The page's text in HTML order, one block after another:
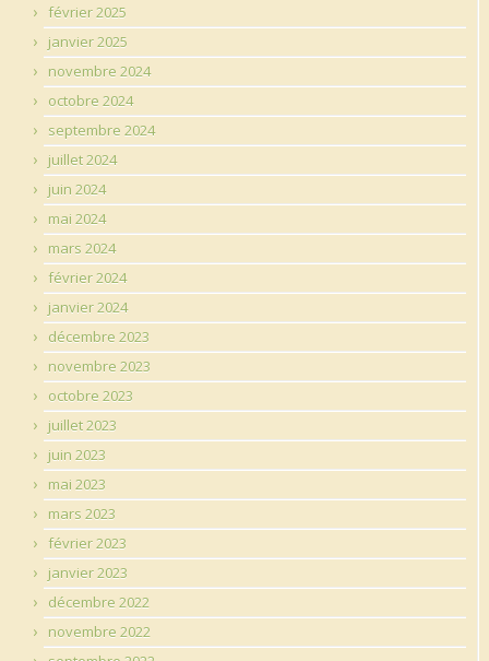
février 2025
janvier 2025
novembre 2024
octobre 2024
septembre 2024
juillet 2024
juin 2024
mai 2024
mars 2024
février 2024
janvier 2024
décembre 2023
novembre 2023
octobre 2023
juillet 2023
juin 2023
mai 2023
mars 2023
février 2023
janvier 2023
décembre 2022
novembre 2022